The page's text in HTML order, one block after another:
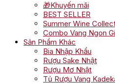
🎁Khuyến mãi
BEST SELLER
Summer Wine
Combo Vang Ngon
Sản Phẩm Khác
Bia Nhập Khẩu
Rượu Sake Nhật
Rượu Mơ Nhật
Tủ Rượu Vang